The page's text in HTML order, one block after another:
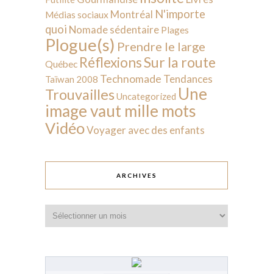
Médias sociaux Montréal N'importe
quoi Nomade sédentaire Plages
Plogue(s) Prendre le large
Québec RéflexionsSur la route
Taïwan 2008 Technomade Tendances
Trouvailles Uncategorized Une
image vaut mille mots
VidéoVoyager avec des enfants
ARCHIVES